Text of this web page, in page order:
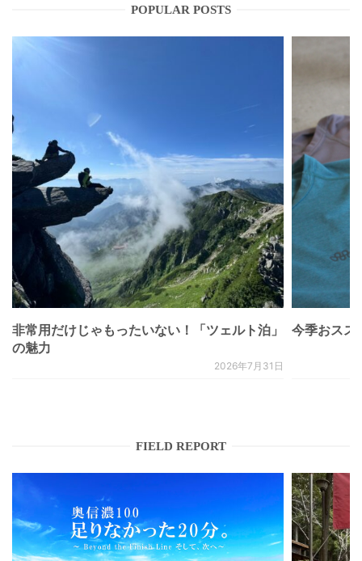
POPULAR POSTS
非常用だけじゃもったいない！「ツェルト泊」
の魅力
2026年7月31日
今季おスス
FIELD REPORT